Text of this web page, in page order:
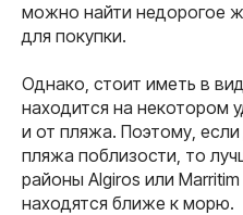
можно найти недорогое
для покупки.
Однако, стоит иметь в
находится на некотором
и от пляжа. Поэтому,
пляжа поблизости, то
районы Algiros или
находятся ближе к морю.